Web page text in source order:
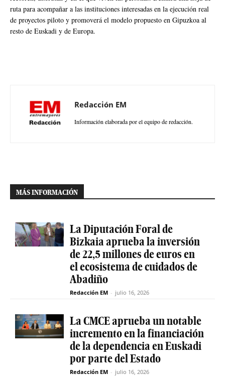
ruta para acompañar a las instituciones interesadas en la ejecución real
de proyectos piloto y promoverá el modelo propuesto en Gipuzkoa al
resto de Euskadi y de Europa.
Redacción EM
Información elaborada por el equipo de redacción.
MÁS INFORMACIÓN
La Diputación Foral de
Bizkaia aprueba la inversión
de 22,5 millones de euros en
el ecosistema de cuidados de
Abadiño
Redacción EM - julio 16, 2026
La CMCE aprueba un notable
incremento en la financiación
de la dependencia en Euskadi
por parte del Estado
Redacción EM - julio 16, 2026